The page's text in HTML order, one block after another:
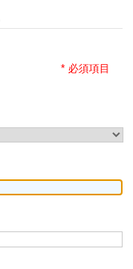
* 必須項目